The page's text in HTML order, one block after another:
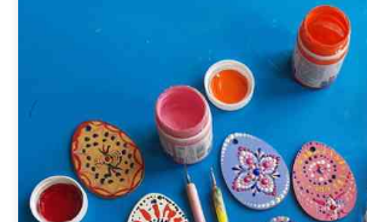
В рамках регионального проекта «Успех
внедрения целевой модели наставничества в
Нижнешибряйском филиале МБОУ
сош Уваровского района прошел мастер-
роспись пасхальных […]